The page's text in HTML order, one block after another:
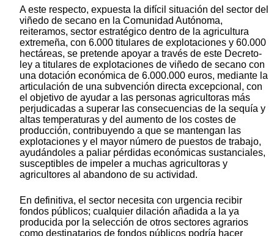
A este respecto, expuesta la difícil situación del sector del
viñedo de secano en la Comunidad Autónoma,
reiteramos, sector estratégico dentro de la agricultura
extremeña, con 6.000 titulares de explotaciones y 60.000
hectáreas, se pretende apoyar a través de este Decreto-
ley a titulares de explotaciones de viñedo de secano con
una dotación económica de 6.000.000 euros, mediante la
articulación de una subvención directa excepcional, con
el objetivo de ayudar a las personas agricultoras más
perjudicadas a superar las consecuencias de la sequía y
altas temperaturas y del aumento de los costes de
producción, contribuyendo a que se mantengan las
explotaciones y el mayor número de puestos de trabajo,
ayudándoles a paliar pérdidas económicas sustanciales,
susceptibles de impeler a muchas agricultoras y
agricultores al abandono de su actividad.
En definitiva, el sector necesita con urgencia recibir
fondos públicos; cualquier dilación añadida a la ya
producida por la selección de otros sectores agrarios
como destinatarios de fondos públicos podría hacer